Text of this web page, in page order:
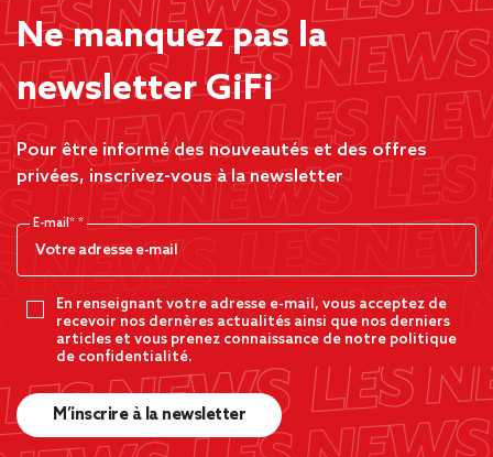
Ne manquez pas la
newsletter GiFi
Pour être informé des nouveautés et des offres
privées, inscrivez-vous à la newsletter
E-mail*
En renseignant votre adresse e-mail, vous acceptez de
recevoir nos dernères actualités ainsi que nos derniers
articles et vous prenez connaissance de notre politique
de confidentialité.
M’inscrire à la newsletter